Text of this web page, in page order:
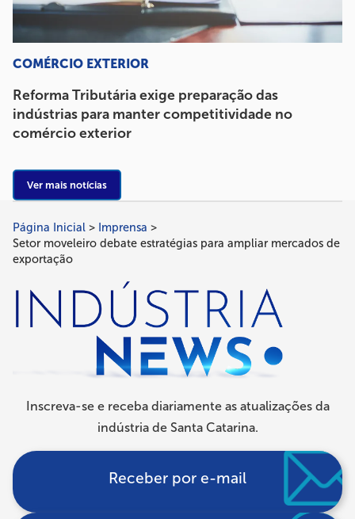
COMÉRCIO EXTERIOR
Reforma Tributária exige preparação das
indústrias para manter competitividade no
comércio exterior
Ver mais notícias
Trilha
de
navegação
Página Inicial
Imprensa
Setor moveleiro debate estratégias para ampliar mercados de
exportação
Inscreva-se e receba diariamente as atualizações da
indústria de Santa Catarina.
Receber por e-mail